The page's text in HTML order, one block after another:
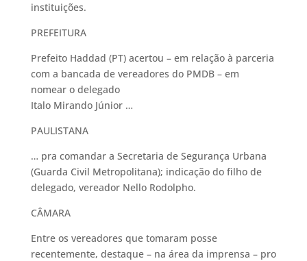
instituições.
PREFEITURA
Prefeito Haddad (PT) acertou – em relação à parceria
com a bancada de vereadores do PMDB – em
nomear o delegado
Italo Mirando Júnior …
PAULISTANA
… pra comandar a Secretaria de Segurança Urbana
(Guarda Civil Metropolitana); indicação do filho de
delegado, vereador Nello Rodolpho.
CÂMARA
Entre os vereadores que tomaram posse
recentemente, destaque – na área da imprensa – pro